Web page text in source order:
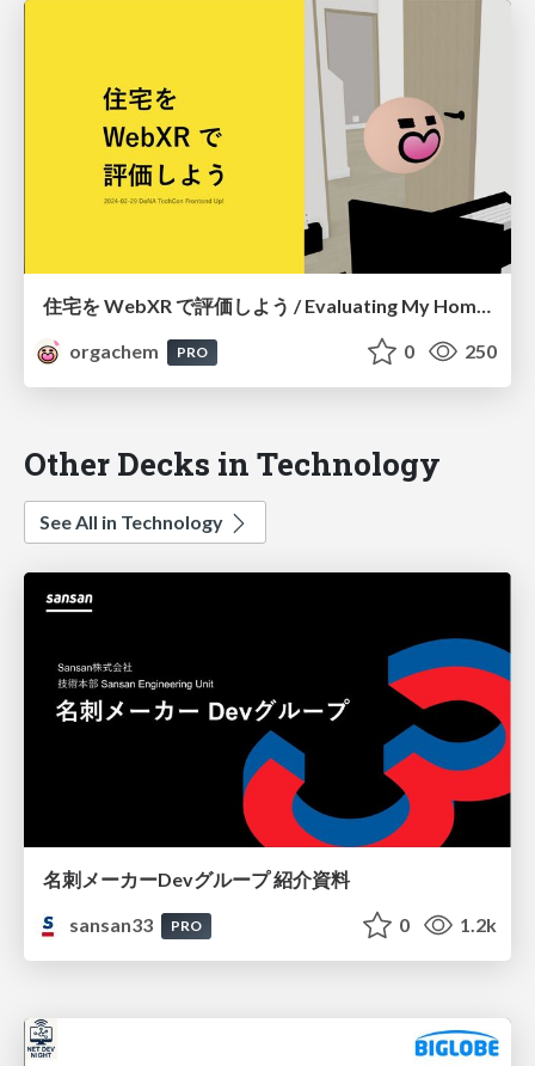
住宅を WebXR で評価しよう / Evaluating My Home by WebXR
orgachem
PRO 0 250
Other Decks in Technology
See All in Technology
名刺メーカーDevグループ 紹介資料
sansan33
PRO 0 1.2k